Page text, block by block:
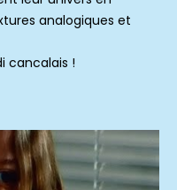
analogiques et
cancalais !